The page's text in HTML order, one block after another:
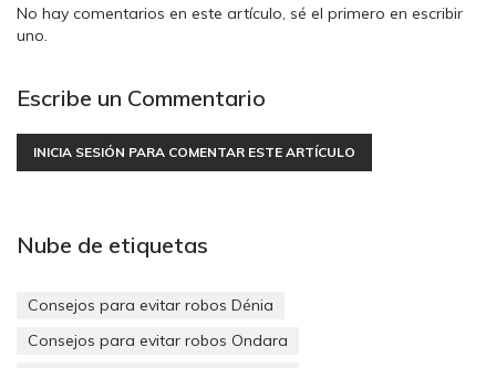
No hay comentarios en este artículo, sé el primero en escribir
uno.
Escribe un Commentario
INICIA SESIÓN PARA COMENTAR ESTE ARTÍCULO
Nube de etiquetas
Consejos para evitar robos Dénia
Consejos para evitar robos Ondara